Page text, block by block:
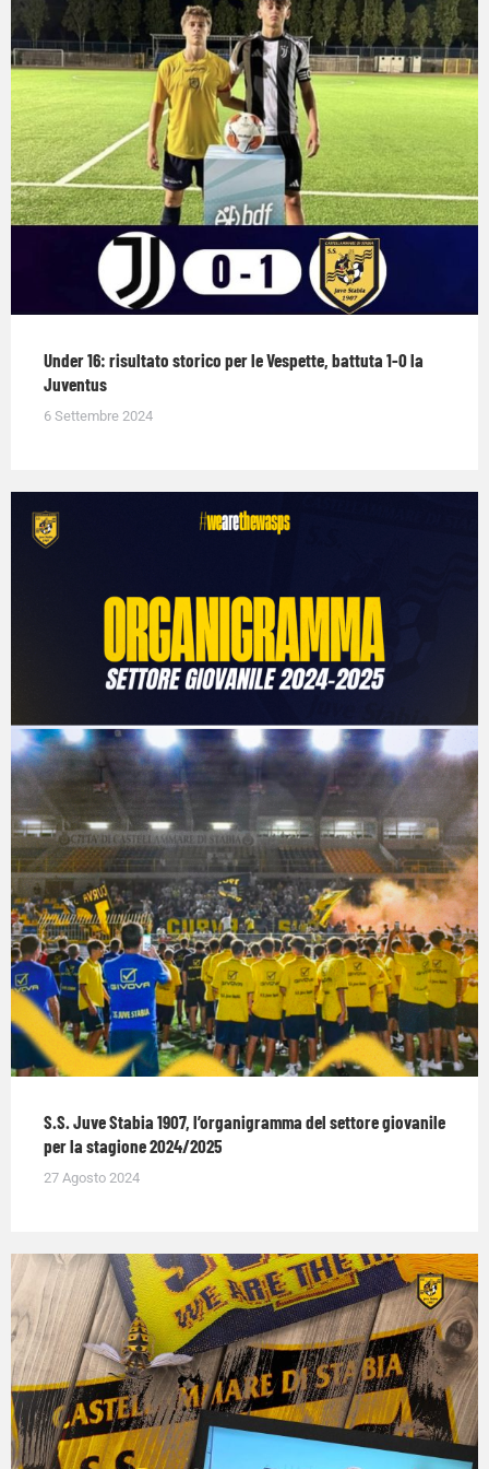
Under 16: risultato storico per le Vespette, battuta 1-0 la
Juventus
6 Settembre 2024
S.S. Juve Stabia 1907, l’organigramma del settore giovanile
per la stagione 2024/2025
27 Agosto 2024